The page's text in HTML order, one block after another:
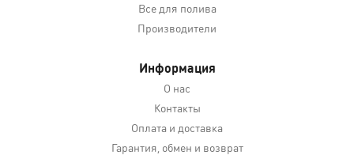
Все для полива
Производители
Информация
О нас
Контакты
Оплата и доставка
Гарантия, обмен и возврат